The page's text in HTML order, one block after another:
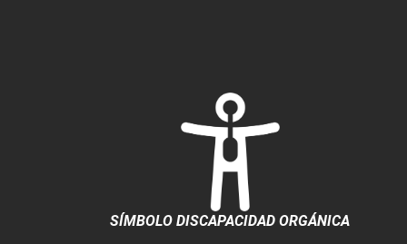
SÍMBOLO DISCAPACIDAD ORGÁNICA